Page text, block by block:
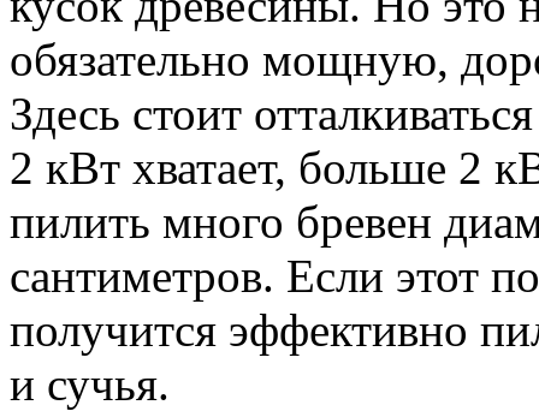
обязательно мощную,
Здесь стоит
2 кВт хватает, больше 2
пилить много бревен
сантиметров. Если этот
получится эффективно
и сучья.